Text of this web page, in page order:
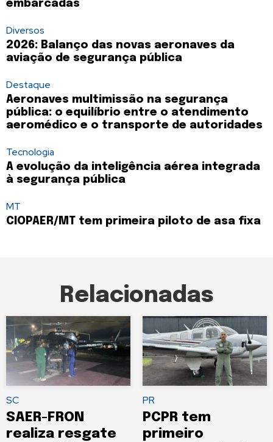
embarcadas
Diversos
2026: Balanço das novas aeronaves da
aviação de segurança pública
Destaque
Aeronaves multimissão na segurança
pública: o equilíbrio entre o atendimento
aeromédico e o transporte de autoridades
Tecnologia
A evolução da inteligência aérea integrada
à segurança pública
MT
CIOPAER/MT tem primeira piloto de asa fixa
Relacionadas
SC
SAER-FRON
realiza resgate
PR
PCPR tem
primeiro